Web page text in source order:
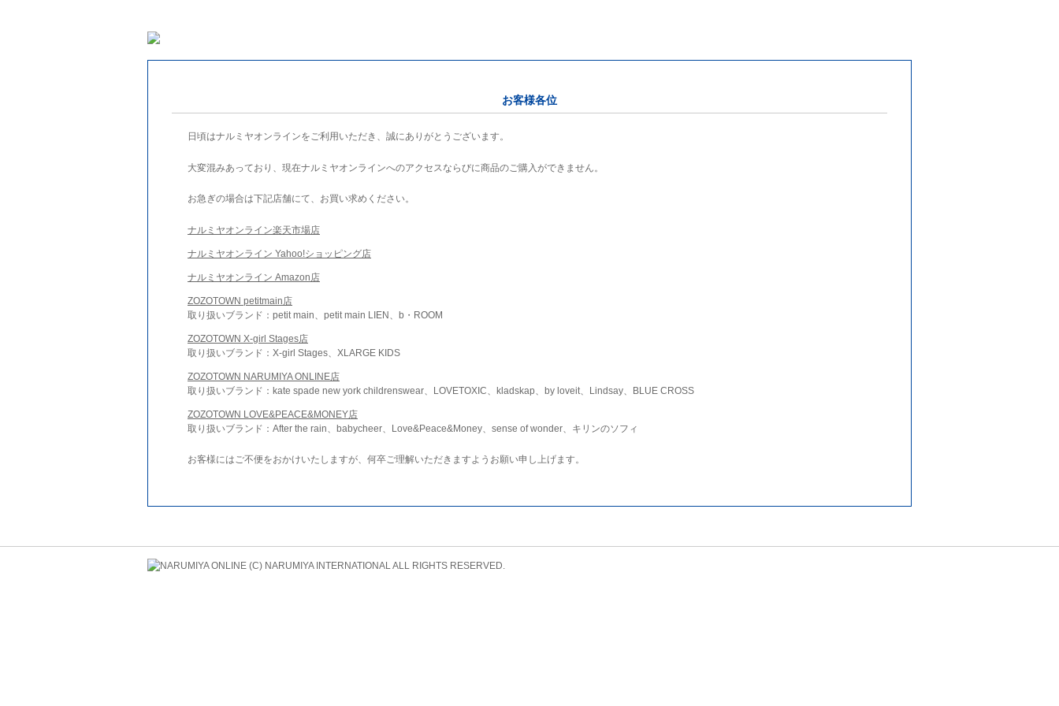
お客様各位
日頃はナルミヤオンラインをご利用いただき、誠にありがとうございます。
大変混みあっており、現在ナルミヤオンラインへのアクセスならびに商品のご購入ができません。
お急ぎの場合は下記店舗にて、お買い求めください。
ナルミヤオンライン楽天市場店
ナルミヤオンライン Yahoo!ショッピング店
ナルミヤオンライン Amazon店
ZOZOTOWN petitmain店
取り扱いブランド：petit main、petit main LIEN、b・ROOM
ZOZOTOWN X-girl Stages店
取り扱いブランド：X-girl Stages、XLARGE KIDS
ZOZOTOWN NARUMIYA ONLINE店
取り扱いブランド：kate spade new york childrenswear、LOVETOXIC、kladskap、by loveit、Lindsay、BLUE CROSS
ZOZOTOWN LOVE&PEACE&MONEY店
取り扱いブランド：After the rain、babycheer、Love&Peace&Money、sense of wonder、キリンのソフィ
お客様にはご不便をおかけいたしますが、何卒ご理解いただきますようお願い申し上げます。